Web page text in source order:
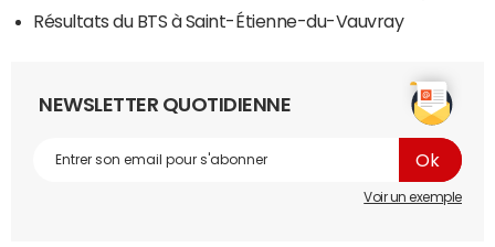
Résultats du BTS à Saint-Étienne-du-Vauvray
NEWSLETTER QUOTIDIENNE
Voir un exemple